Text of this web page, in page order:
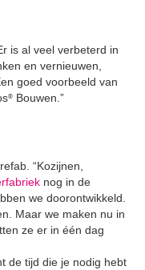
is al veel verbeterd in
en vernieuwen,
goed voorbeeld van
® Bouwen.”
“Kozijnen,
nog in de
we doorontwikkeld.
Maar we maken nu in
ze er in één dag
de tijd die je nodig hebt